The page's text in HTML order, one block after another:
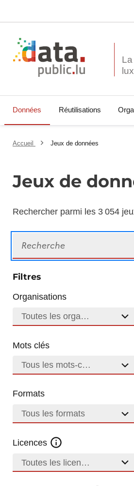
Données Réutilisations
Accueil Jeux de données
Jeux de
Rechercher parmi les 3 054
Filtres
Organisations
Toutes les organisations
Mots clés
Tous les mots-clés
Formats
Tous les formats
Licences
Toutes les licences